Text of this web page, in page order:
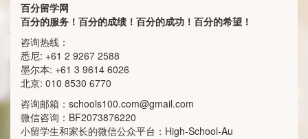
百分留学网
百分的服务！百分的成绩！百分的成功！百分的希望！
咨询热线：
悉尼: +61 2 9267 2588
墨尔本: +61 3 9614 6026
北京: 010 8530 6770
咨询邮箱： schools100.com@gmail.com
微信咨询：BF2073876220
小留学生和家长的微信公众平台：High-School-Au